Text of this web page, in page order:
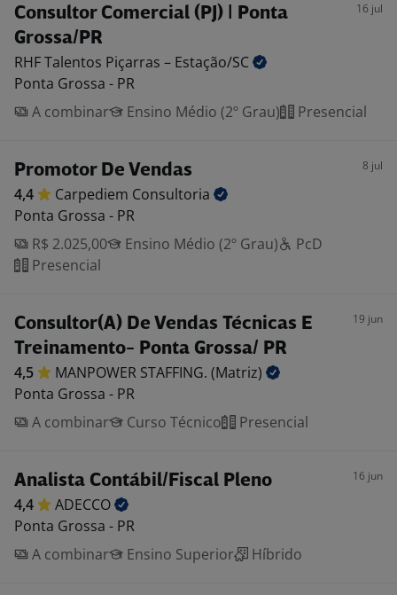
Consultor Comercial (PJ) | Ponta
Grossa/PR
16 jul
RHF Talentos Piçarras – Estação/SC
Ponta Grossa - PR
A combinar
Ensino Médio (2º Grau) Presencial
Promotor De Vendas 8 jul
4,4 Carpediem Consultoria
Ponta Grossa - PR
R$ 2.025,00
Ensino Médio (2º Grau)
PcD
Presencial
Consultor(A) De Vendas Técnicas E
Treinamento- Ponta Grossa/ PR
19 jun
4,5 MANPOWER STAFFING. (Matriz)
Ponta Grossa - PR
A combinar
Curso Técnico Presencial
Analista Contábil/Fiscal Pleno 16 jun
4,4
ADECCO
Ponta Grossa - PR
A combinar
Ensino Superior Híbrido